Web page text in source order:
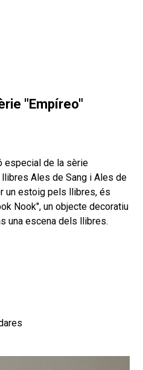
"Empíreo"
especial de la sèrie
Ales de Sang i Ales de
un estoig pels llibres, és
Nook", un objecte decoratiu
una escena dels llibres.